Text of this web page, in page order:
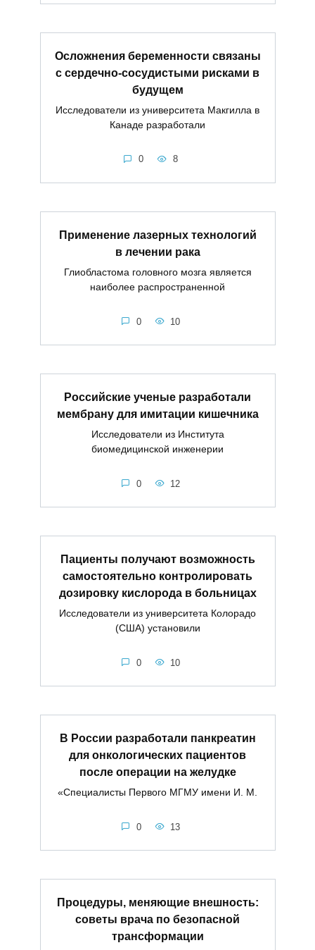
Осложнения беременности связаны
с сердечно-сосудистыми рисками в
будущем
Исследователи из университета Макгилла в
Канаде разработали
0 8
Применение лазерных технологий
в лечении рака
Глиобластома головного мозга является
наиболее распространенной
0 10
Российские ученые разработали
мембрану для имитации кишечника
Исследователи из Института
биомедицинской инженерии
0 12
Пациенты получают возможность
самостоятельно контролировать
дозировку кислорода в больницах
Исследователи из университета Колорадо
(США) установили
0 10
В России разработали панкреатин
для онкологических пациентов
после операции на желудке
«Специалисты Первого МГМУ имени И. М.
0 13
Процедуры, меняющие внешность:
советы врача по безопасной
трансформации